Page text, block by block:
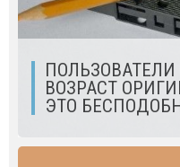
ВОЗРАСТ
ЭТО